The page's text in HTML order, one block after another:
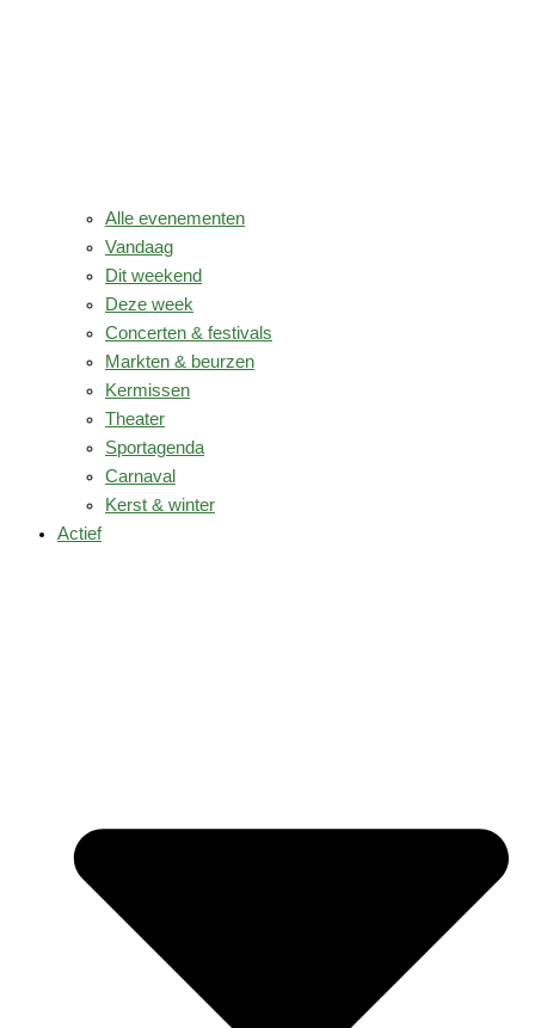
Alle evenementen
Vandaag
Dit weekend
Deze week
Concerten & festivals
Markten & beurzen
Kermissen
Theater
Sportagenda
Carnaval
Kerst & winter
Actief